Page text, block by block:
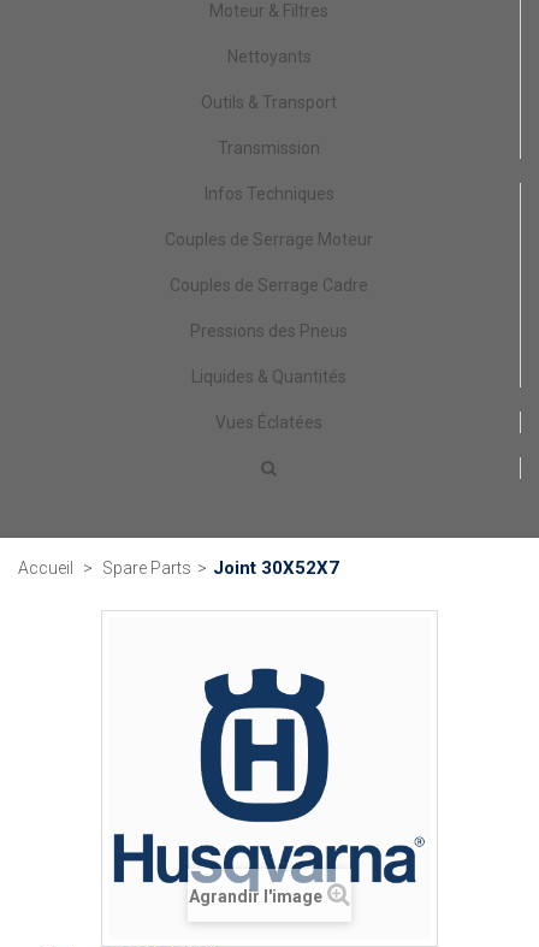
Moteur & Filtres
Nettoyants
Outils & Transport
Transmission
Infos Techniques
Couples de Serrage Moteur
Couples de Serrage Cadre
Pressions des Pneus
Liquides & Quantités
Vues Éclatées
Accueil > Spare Parts > Joint 30X52X7
Agrandir l'image